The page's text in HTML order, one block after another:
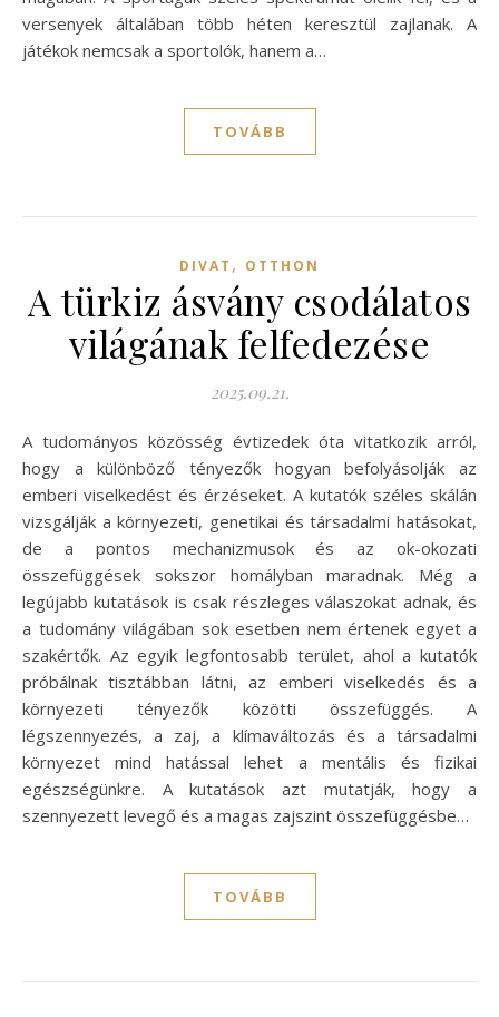
versenyek általában több héten keresztül zajlanak. A
játékok nemcsak a sportolók, hanem a…
TOVÁBB
DIVAT , OTTHON
A türkiz ásvány csodálatos
világának felfedezése
2025.09.21.
A tudományos közösség évtizedek óta vitatkozik arról,
hogy a különböző tényezők hogyan befolyásolják az
emberi viselkedést és érzéseket. A kutatók széles skálán
vizsgálják a környezeti, genetikai és társadalmi hatásokat,
de a pontos mechanizmusok és az ok-okozati
összefüggések sokszor homályban maradnak. Még a
legújabb kutatások is csak részleges válaszokat adnak, és
a tudomány világában sok esetben nem értenek egyet a
szakértők. Az egyik legfontosabb terület, ahol a kutatók
próbálnak tisztábban látni, az emberi viselkedés és a
környezeti tényezők közötti összefüggés. A
légszennyezés, a zaj, a klímaváltozás és a társadalmi
környezet mind hatással lehet a mentális és fizikai
egészségünkre. A kutatások azt mutatják, hogy a
szennyezett levegő és a magas zajszint összefüggésbe…
TOVÁBB